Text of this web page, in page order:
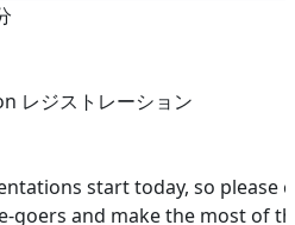
レジストレーション
start today, so please
goers and make the most of